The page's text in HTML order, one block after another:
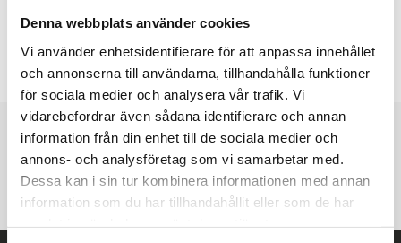
Denna webbplats använder cookies
Vi använder enhetsidentifierare för att anpassa innehållet
och annonserna till användarna, tillhandahålla funktioner
för sociala medier och analysera vår trafik. Vi
vidarebefordrar även sådana identifierare och annan
information från din enhet till de sociala medier och
annons- och analysföretag som vi samarbetar med.
Dessa kan i sin tur kombinera informationen med annan
information som du har tillhandahållit eller som de har
KÖP
Handla tryggt och smidigt
FakturaDelbetalning